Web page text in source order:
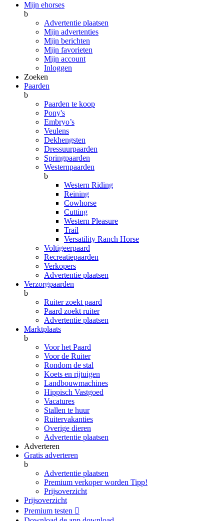
Mijn ehorses
b
Advertentie plaatsen
Mijn advertenties
Mijn berichten
Mijn favorieten
Mijn account
Inloggen
Zoeken
Paarden
b
Paarden te koop
Pony's
Embryo’s
Veulens
Dekhengsten
Dressuurpaarden
Springpaarden
Westernpaarden
b
Western Riding
Reining
Cowhorse
Cutting
Western Pleasure
Trail
Versatility Ranch Horse
Voltigeerpaard
Recreatiepaarden
Verkopers
Advertentie plaatsen
Verzorgpaarden
b
Ruiter zoekt paard
Paard zoekt ruiter
Advertentie plaatsen
Marktplaats
b
Voor het Paard
Voor de Ruiter
Rondom de stal
Koets en rijtuigen
Landbouwmachines
Hippisch Vastgoed
Vacatures
Stallen te huur
Ruitervakanties
Overige dieren
Advertentie plaatsen
Adverteren
Gratis adverteren
b
Advertentie plaatsen
Premium verkoper worden Tipp!
Prijsoverzicht
Prijsoverzicht
Premium testen 